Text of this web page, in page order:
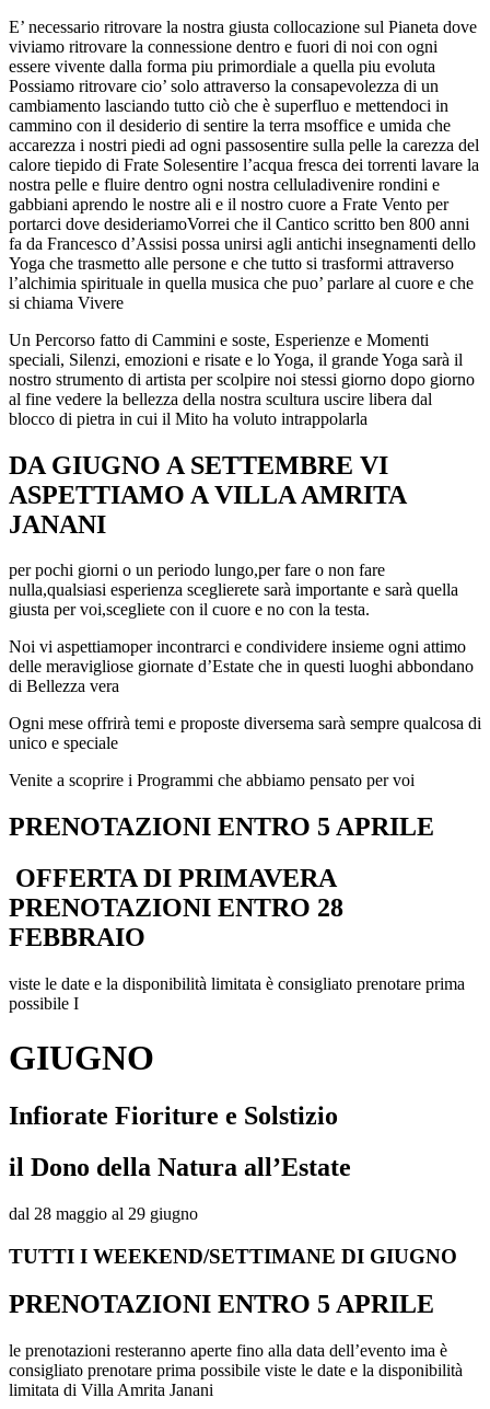
E’ necessario ritrovare la nostra giusta collocazione sul Pianeta dove
viviamo ritrovare la connessione dentro e fuori di noi con ogni
essere vivente dalla forma piu primordiale a quella piu evoluta
Possiamo ritrovare cio’ solo attraverso la consapevolezza di un
cambiamento lasciando tutto ciò che è superfluo e mettendoci in
cammino con il desiderio di sentire la terra msoffice e umida che
accarezza i nostri piedi ad ogni passosentire sulla pelle la carezza del
calore tiepido di Frate Solesentire l’acqua fresca dei torrenti lavare la
nostra pelle e fluire dentro ogni nostra celluladivenire rondini e
gabbiani aprendo le nostre ali e il nostro cuore a Frate Vento per
portarci dove desideriamoVorrei che il Cantico scritto ben 800 anni
fa da Francesco d’Assisi possa unirsi agli antichi insegnamenti dello
Yoga che trasmetto alle persone e che tutto si trasformi attraverso
l’alchimia spirituale in quella musica che puo’ parlare al cuore e che
si chiama Vivere
Un Percorso fatto di Cammini e soste, Esperienze e Momenti
speciali, Silenzi, emozioni e risate e lo Yoga, il grande Yoga sarà il
nostro strumento di artista per scolpire noi stessi giorno dopo giorno
al fine vedere la bellezza della nostra scultura uscire libera dal
blocco di pietra in cui il Mito ha voluto intrappolarla
DA GIUGNO A SETTEMBRE VI
ASPETTIAMO A VILLA AMRITA
JANANI
per pochi giorni o un periodo lungo,per fare o non fare
nulla,qualsiasi esperienza sceglierete sarà importante e sarà quella
giusta per voi,scegliete con il cuore e no con la testa.
Noi vi aspettiamoper incontrarci e condividere insieme ogni attimo
delle meravigliose giornate d’Estate che in questi luoghi abbondano
di Bellezza vera
Ogni mese offrirà temi e proposte diversema sarà sempre qualcosa di
unico e speciale
Venite a scoprire i Programmi che abbiamo pensato per voi
PRENOTAZIONI ENTRO 5 APRILE
OFFERTA DI PRIMAVERA
PRENOTAZIONI ENTRO 28
FEBBRAIO
viste le date e la disponibilità limitata è consigliato prenotare prima
possibile I
GIUGNO
Infiorate Fioriture e Solstizio
il Dono della Natura all’Estate
dal 28 maggio al 29 giugno
TUTTI I WEEKEND/SETTIMANE DI GIUGNO
PRENOTAZIONI ENTRO 5 APRILE
le prenotazioni resteranno aperte fino alla data dell’evento ima è
consigliato prenotare prima possibile viste le date e la disponibilità
limitata di Villa Amrita Janani